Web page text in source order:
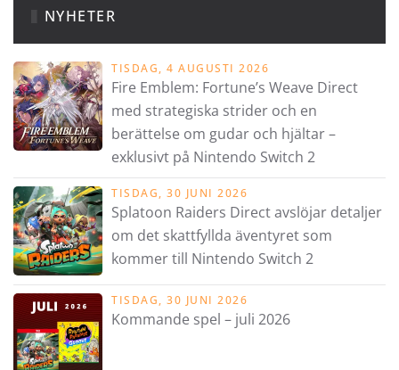
NYHETER
TISDAG, 4 AUGUSTI 2026
Fire Emblem: Fortune’s Weave Direct
med strategiska strider och en
berättelse om gudar och hjältar –
exklusivt på Nintendo Switch 2
TISDAG, 30 JUNI 2026
Splatoon Raiders Direct avslöjar detaljer
om det skattfyllda äventyret som
kommer till Nintendo Switch 2
TISDAG, 30 JUNI 2026
Kommande spel – juli 2026